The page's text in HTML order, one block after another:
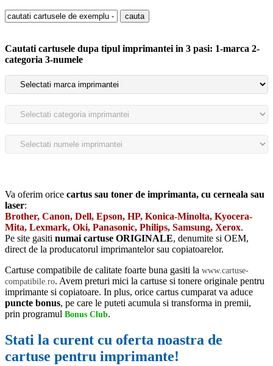
Cautati cartusele dupa tipul imprimantei in 3 pasi: 1-marca 2-
categoria 3-numele
Va oferim orice cartus sau toner de imprimanta, cu cerneala sau
laser:
Brother, Canon, Dell, Epson, HP, Konica-Minolta, Kyocera-
Mita, Lexmark, Oki, Panasonic, Philips, Samsung, Xerox.
Pe site gasiti numai cartuse ORIGINALE, denumite si OEM,
direct de la producatorul imprimantelor sau copiatoarelor.
Cartuse compatibile de calitate foarte buna gasiti la www.cartuse-
compatibile.ro. Avem preturi mici la cartuse si tonere originale pentru
imprimante si copiatoare. In plus, orice cartus cumparat va aduce
puncte bonus, pe care le puteti acumula si transforma in premii,
prin programul Bonus Club.
Stati la curent cu oferta noastra de
cartuse pentru imprimante!